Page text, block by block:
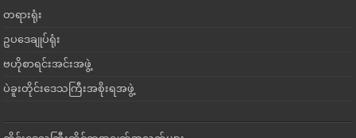
တရားရုံး
ဥပဒေချုပ်ရုံး
ဗဟိုစာရင်းအင်းအဖွဲ့
ပဲခူးတိုင်းဒေသကြီးအစိုးရအဖွဲ့